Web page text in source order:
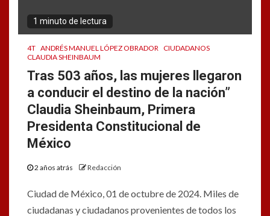
1 minuto de lectura
4T ANDRÉS MANUEL LÓPEZ OBRADOR CIUDADANOS
CLAUDIA SHEINBAUM
Tras 503 años, las mujeres llegaron
a conducir el destino de la nación”
Claudia Sheinbaum, Primera
Presidenta Constitucional de
México
2 años atrás Redacción
Ciudad de México, 01 de octubre de 2024. Miles de
ciudadanas y ciudadanos provenientes de todos los